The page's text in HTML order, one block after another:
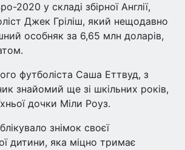
2020 у складі збірної Англії,
Джек Гріліш, який нещодавно
особняк за 6,65 млн доларів,
футболіста Саша Еттвуд, з
знайомий ще зі шкільних років,
дочки Міли Роуз.
знімок своєї
дитини, яка міцно тримає